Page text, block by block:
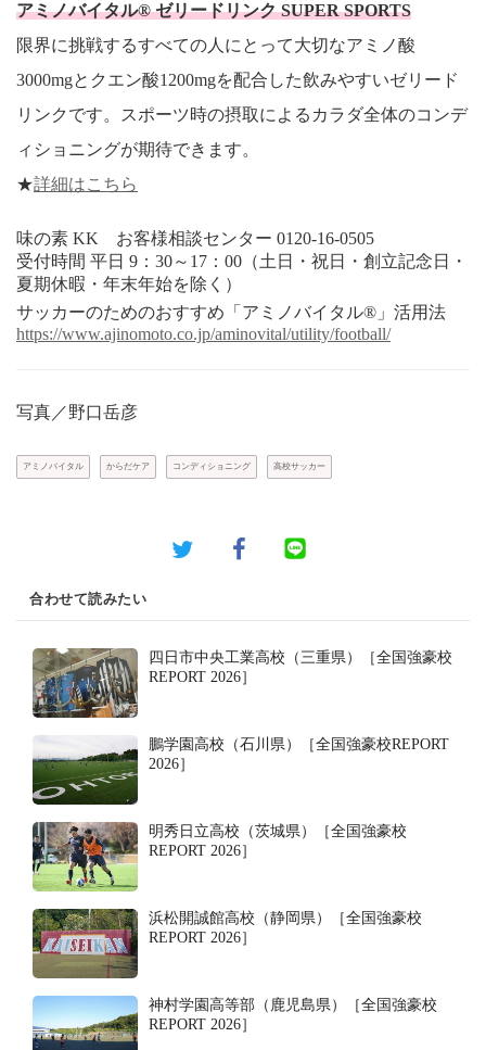
アミノバイタル® ゼリードリンク SUPER SPORTS
限界に挑戦するすべての人にとって大切なアミノ酸
3000mgとクエン酸1200mgを配合した飲みやすいゼリード
リンクです。スポーツ時の摂取によるカラダ全体のコンデ
ィショニングが期待できます。
★詳細はこちら
味の素 KK お客様相談センター 0120-16-0505
受付時間 平日 9：30～17：00（土日・祝日・創立記念日・
夏期休暇・年末年始を除く）
サッカーのためのおすすめ「アミノバイタル®」活用法
https://www.ajinomoto.co.jp/aminovital/utility/football/
写真／野口岳彦
アミノバイタル からだケア コンディショニング 高校サッカー
合わせて読みたい
四日市中央工業高校（三重県）［全国強豪校
REPORT 2026］
鵬学園高校（石川県）［全国強豪校REPORT
2026］
明秀日立高校（茨城県）［全国強豪校
REPORT 2026］
浜松開誠館高校（静岡県）［全国強豪校
REPORT 2026］
神村学園高等部（鹿児島県）［全国強豪校
REPORT 2026］